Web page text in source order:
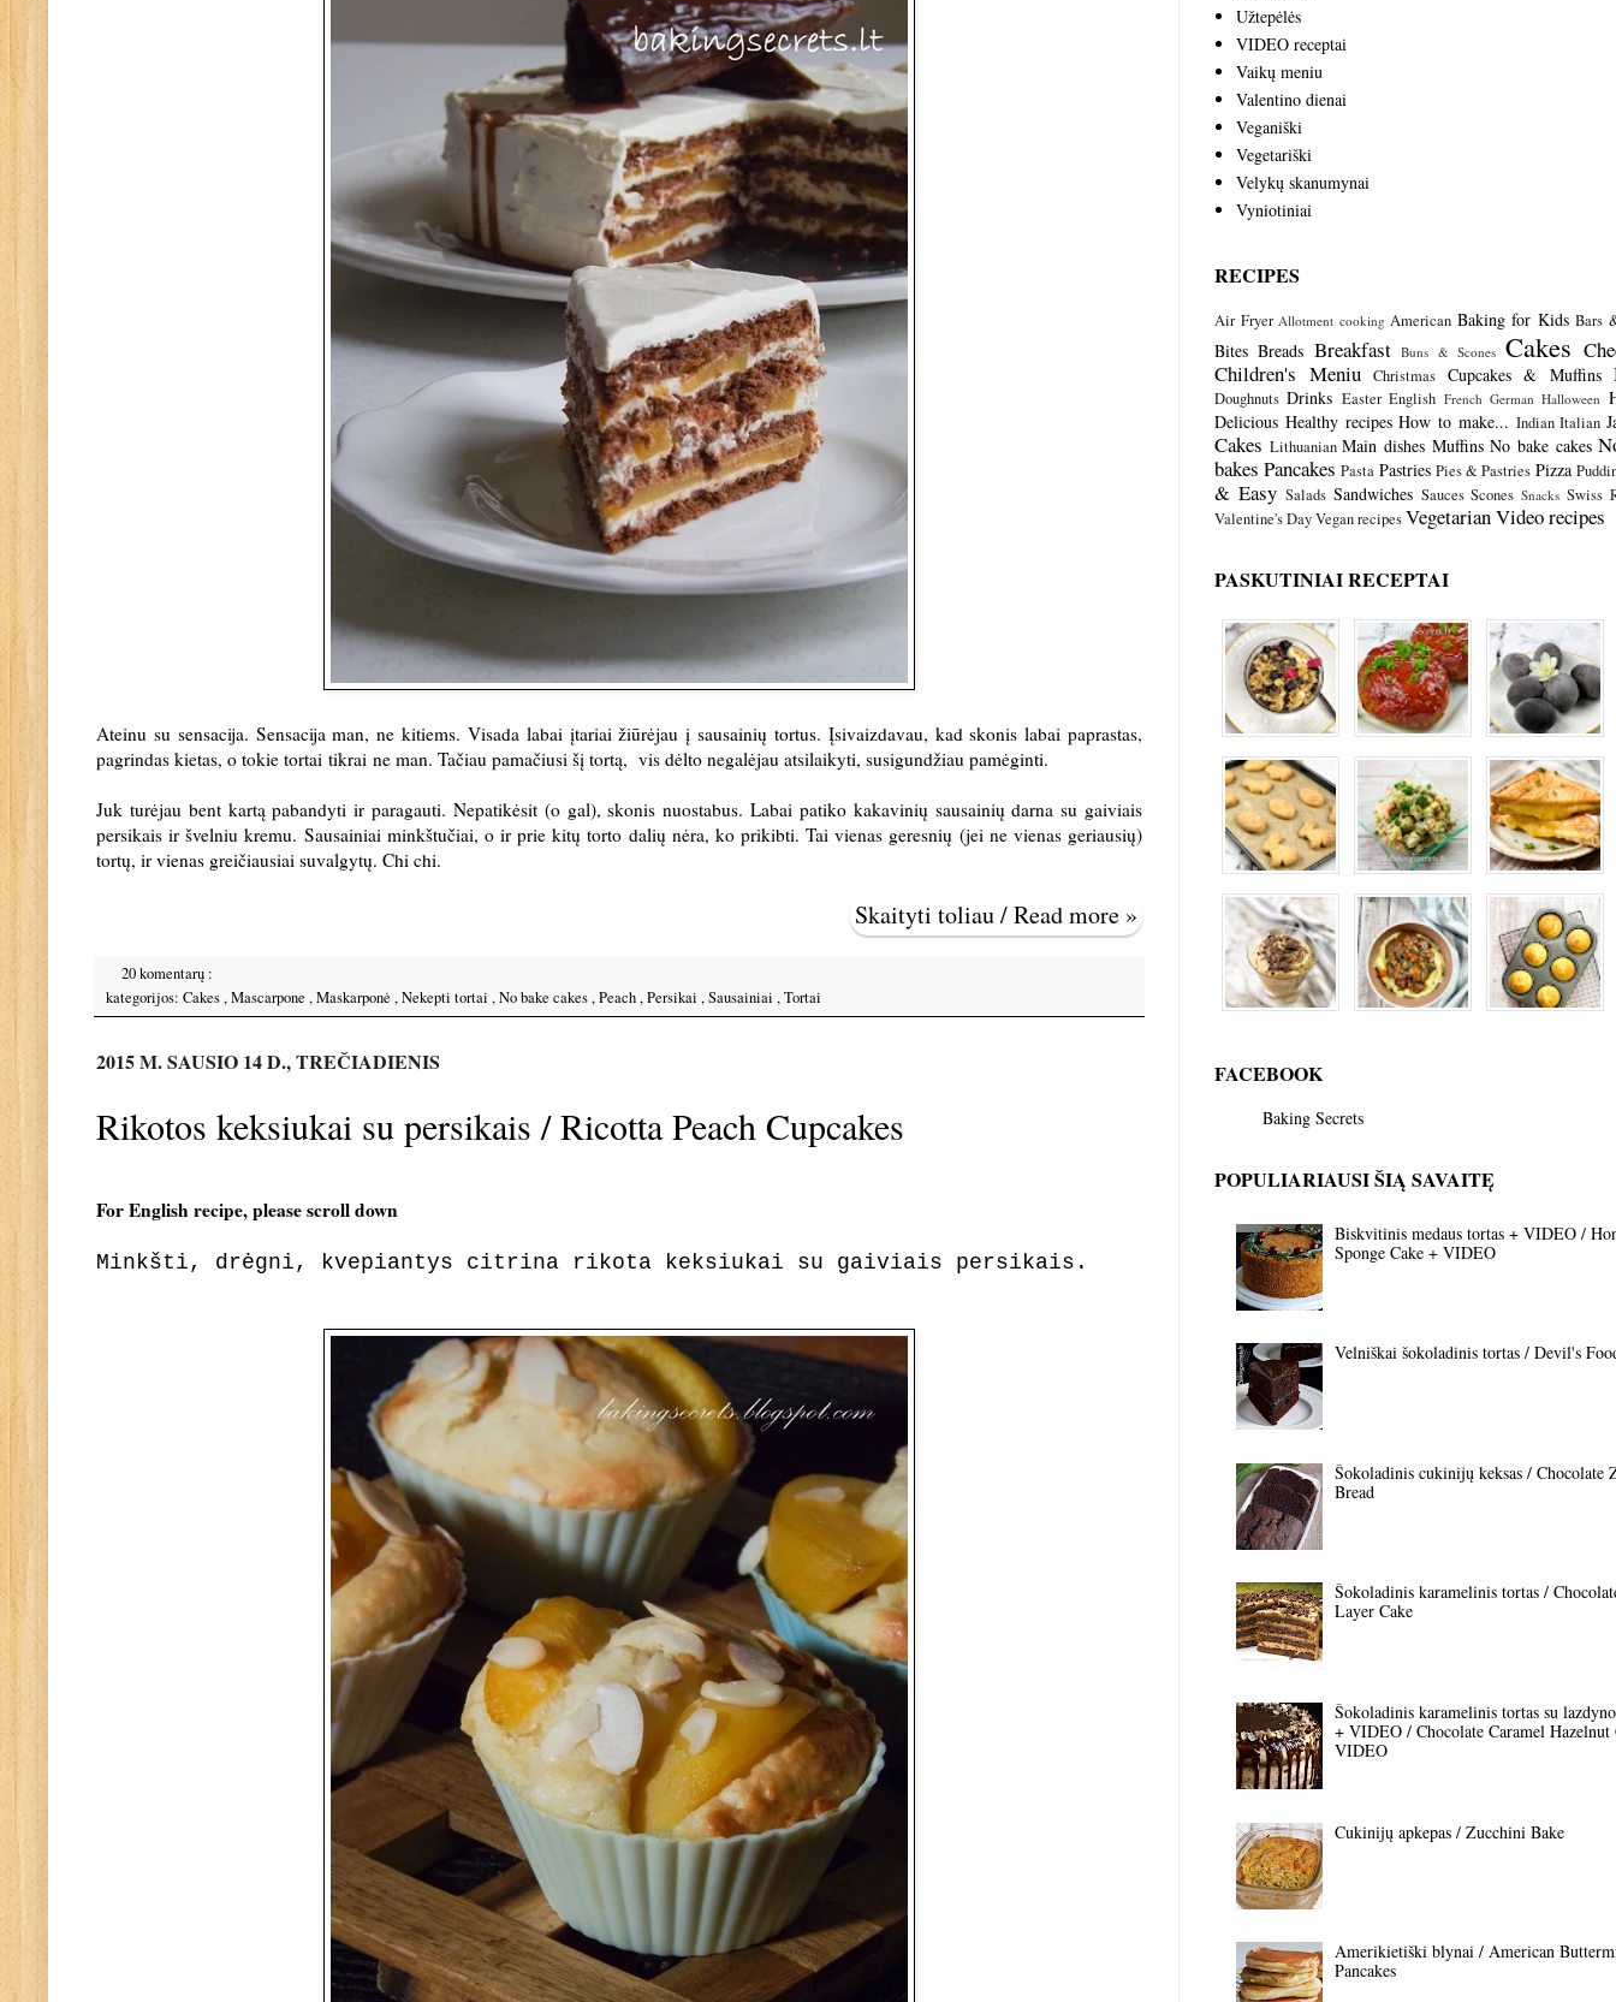
Ateinu su sensacija. Sensacija man, ne kitiems. Visada labai įtariai žiūrėjau į sausainių tortus. Įsivaizdavau, kad skonis labai paprastas,
pagrindas kietas, o tokie tortai tikrai ne man. Tačiau pamačiusi šį tortą, vis dėlto negalėjau atsilaikyti, susigundžiau pamėginti.
Juk turėjau bent kartą pabandyti ir paragauti. Nepatikėsit (o gal), skonis nuostabus. Labai patiko kakavinių sausainių darna su gaiviais
persikais ir švelniu kremu. Sausainiai minkštučiai, o ir prie kitų torto dalių nėra, ko prikibti. Tai vienas geresnių (jei ne vienas geriausių)
tortų, ir vienas greičiausiai suvalgytų. Chi chi.
Skaityti toliau / Read more »
20 komentarų :
kategorijos: Cakes,Mascarpone ,Maskarponė ,Nekepti tortai ,No bake cakes,Peach,Persikai ,Sausainiai ,Tortai
2015 M. SAUSIO 14 D., TREČIADIENIS
Rikotos keksiukai su persikais / Ricotta Peach Cupcakes
For English recipe, please scroll down
Minkšti, drėgni, kvepiantys citrina rikota keksiukai su gaiviais persikais.
Užtepėlės
VIDEO receptai
Vaikų meniu
Valentino dienai
Veganiški
Vegetariški
Velykų skanumynai
Vyniotiniai
RECIPES
Air Fryer Allotment cooking American Baking for Kids Bars
Bites Breads Breakfast Buns & Scones Cakes
Children's Meniu
Christmas Cupcakes & Muffins
Doughnuts Drinks Easter English French German Halloween
Delicious Healthy recipes How to make... Indian Italian
Cakes Lithuanian Main dishes Muffins No bake cakes
bakes Pancakes Pasta Pastries Pies & Pastries Pizza
& Easy Salads Sandwiches Sauces Scones Snacks Swiss
Valentine's DayVegan recipesVegetarianVideo recipes
PASKUTINIAI RECEPTAI
FACEBOOK
Baking Secrets
POPULIARIAUSI ŠIĄ SAVAITĘ
Biskvitinis medaus tortas + VIDEO /
Sponge Cake + VIDEO
Velniškai šokoladinis tortas / Devil's
Šokoladinis cukinijų keksas / Chocolate
Bread
Šokoladinis karamelinis tortas /
Layer Cake
Šokoladinis karamelinis tortas su
+ VIDEO / Chocolate Caramel Hazelnut
VIDEO
Cukinijų apkepas / Zucchini Bake
Amerikietiški blynai / American
Pancakes